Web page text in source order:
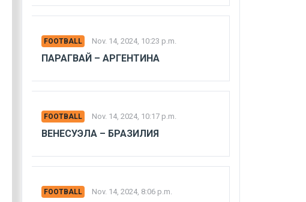
FOOTBALL Nov. 14, 2024, 10:23 p.m.
ПАРАГВАЙ – АРГЕНТИНА
FOOTBALL Nov. 14, 2024, 10:17 p.m.
ВЕНЕСУЭЛА – БРАЗИЛИЯ
FOOTBALL Nov. 14, 2024, 8:06 p.m.